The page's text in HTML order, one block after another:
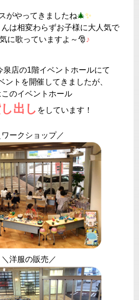
がやってきましたね🎄✨
は相変わらずお子様に大人気で
に歌っていますよ～🎅 ♪
泉店の1階イベントホールにて
ントを開催してきましたが、
のイベントホール
出し をしています！
ワークショップ／
＼洋服の販売／